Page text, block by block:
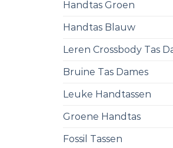
Handtas Groen
Handtas Blauw
Leren Crossbody Tas
Bruine Tas Dames
Leuke Handtassen
Groene Handtas
Fossil Tassen